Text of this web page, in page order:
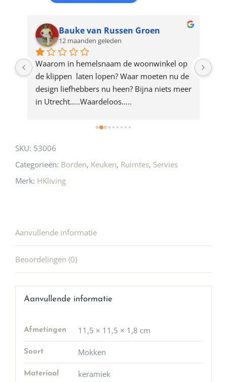
product
Bauke van Russen Groen
12 maanden geleden
Waarom in hemelsnaam de woonwinkel op
de klippen  laten lopen? Waar moeten nu de
design liefhebbers nu heen? Bijna niets meer
in Utrecht…..Waardeloos…..
SKU: 53006
Categorieën: Borden, Keuken, Ruimtes, Servies
Merk: HKliving
Aanvullende informatie
Beoordelingen (0)
Aanvullende informatie
Afmetingen 11,5 × 11,5 × 1,8 cm
Soort Mokken
Materiaal keramiek